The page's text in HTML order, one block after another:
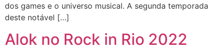
dos games e o universo musical. A segunda temporada
deste notável […]
Alok no Rock in Rio 2022